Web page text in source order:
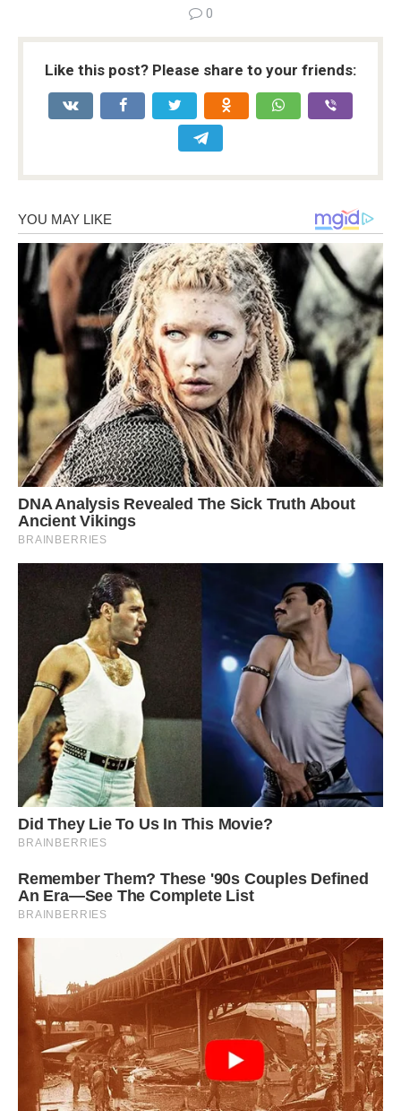
0
Like this post? Please share to your friends: